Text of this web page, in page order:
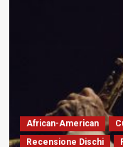
radar:
«Hand
in
Hand»
di
African-American
Recensione Dischi